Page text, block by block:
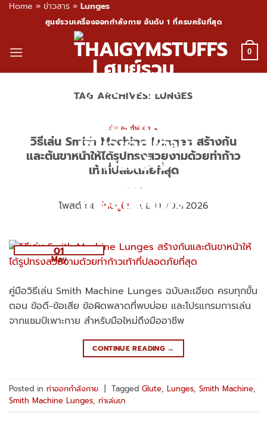
Home » ข่าวสาร » Lunges
content
ศูนย์รวมเครื่องออกกำลังกาย อันดับ 1 ที่ครบครันที่สุด
0
TAG ARCHIVES: LUNGES
ท่าออกกำลังกาย
วิธีเล่น Smith Machine Lunges สร้างก้น
และต้นขาหน้าให้ได้รูปทรงสวยงามด้วยท่าก้าว
เท้าที่ปลอดภัยที่สุด
โพสต์โดย โค้ชปูนิ่ม เมื่อ 01/05/2026
01
May
คู่มือวิธีเล่น Smith Machine Lunges ฉบับละเอียด ครบทุกขั้น
ตอน ข้อดี-ข้อเสีย ข้อผิดพลาดที่พบบ่อย และโปรแกรมการเล่น
จากแชมป์เพาะกาย สำหรับมือใหม่ถึงมืออาชีพ
CONTINUE READING →
Posted in ท่าออกกำลังกาย Tagged Glute, Lunges, Smith Machine,
Smith Machine Lunges, ท่าเล่นขา